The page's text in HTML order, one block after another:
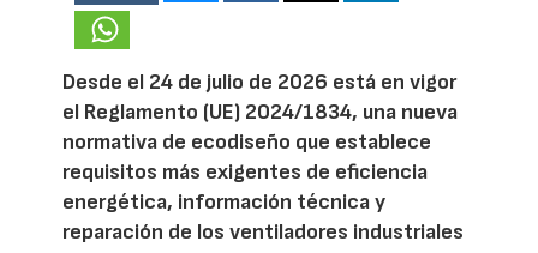
Desde el 24 de julio de 2026 está en vigor
el Reglamento (UE) 2024/1834, una nueva
normativa de ecodiseño que establece
requisitos más exigentes de eficiencia
energética, información técnica y
reparación de los ventiladores industriales